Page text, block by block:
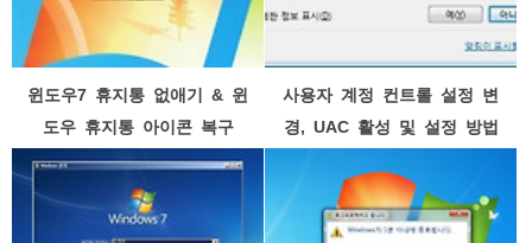
윈도우7 휴지통 없애기 & 윈
도우 휴지통 아이콘 복구
사용자 계정 컨트롤 설정 변
경, UAC 활성 및 설정 방법